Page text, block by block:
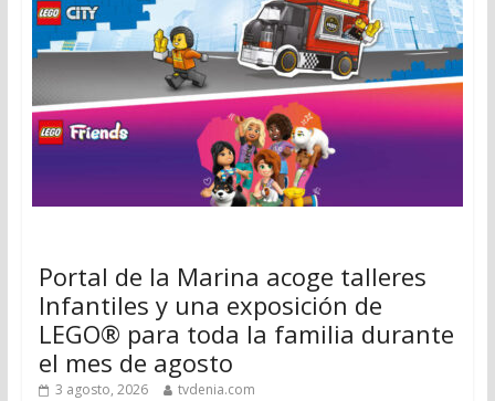
Portal de la Marina acoge talleres
Infantiles y una exposición de
LEGO® para toda la familia durante
el mes de agosto
3 agosto, 2026 tvdenia.com